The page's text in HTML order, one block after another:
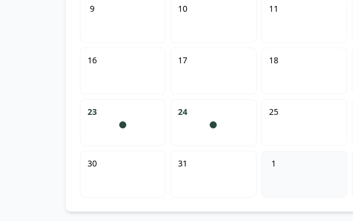
9 10 11
16 17 18
23 24 25
30 31 1